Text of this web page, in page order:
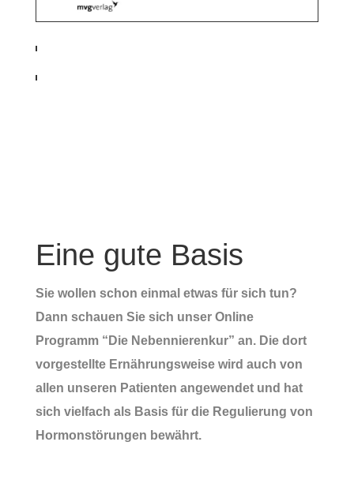
Eine gute Basis
Sie wollen schon einmal etwas für sich tun?
Dann schauen Sie sich unser Online
Programm “Die Nebennierenkur” an. Die dort
vorgestellte Ernährungsweise wird auch von
allen unseren Patienten angewendet und hat
sich vielfach als Basis für die Regulierung von
Hormonstörungen bewährt.